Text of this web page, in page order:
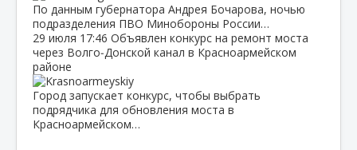
По данным губернатора Андрея Бочарова, ночью
подразделения ПВО Минобороны России…
29 июля 17:46 Объявлен конкурс на ремонт моста
через Волго‑Донской канал в Красноармейском
районе
Город запускает конкурс, чтобы выбрать
подрядчика для обновления моста в
Красноармейском…